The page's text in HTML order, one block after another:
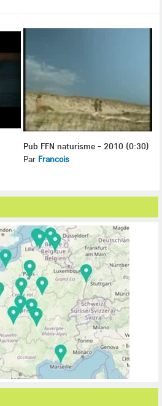
Pub FFN naturisme - 2010 (0:30)
Par Francois